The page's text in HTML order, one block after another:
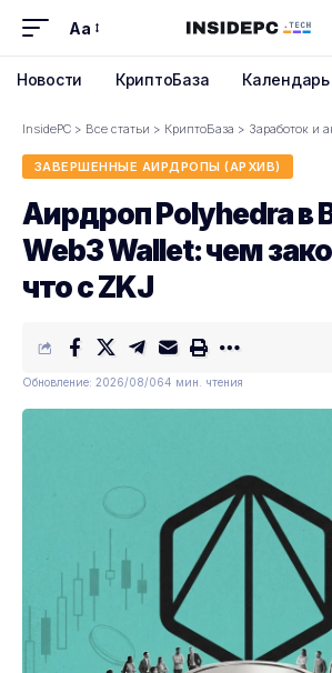
Font
Aa
Новости КриптоБаза Календарь
InsidePC > Все статьи > КриптоБаза > Заработок и
ЗАВЕРШЕННЫЕ АИРДРОПЫ (АРХИВ)
Аирдроп Polyhedra в
Web3 Wallet: чем
что с ZKJ
Обновление: 2026/08/064 мин. чтения